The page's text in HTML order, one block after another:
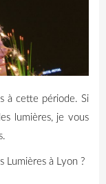
à cette période. Si
lumières, je vous
Lumières à Lyon ?